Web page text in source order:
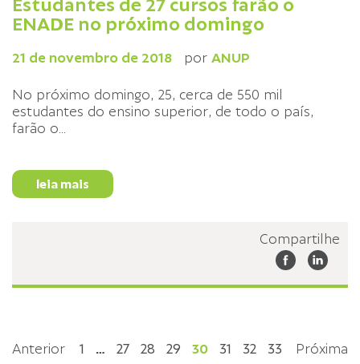
Estudantes de 27 cursos farão o
ENADE no próximo domingo
21 de novembro de 2018 por ANUP
No próximo domingo, 25, cerca de 550 mil
estudantes do ensino superior, de todo o país,
farão o...
leia mais
Compartilhe
Anterior 1 … 27 28 29 30 31 32 33 Próxima